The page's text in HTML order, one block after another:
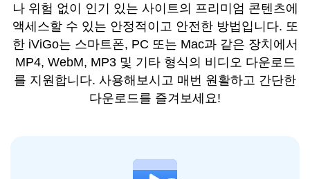
나 위험 없이 인기 있는 사이트의 프리미엄 콘텐츠에
액세스할 수 있는 안정적이고 안전한 방법입니다. 또
한 iViGo는 스마트폰, PC 또는 Mac과 같은 장치에서
MP4, WebM, MP3 및 기타 형식의 비디오 다운로드
를 지원합니다. 사용해보시고 매번 원활하고 간단한
다운로드를 즐겨보세요!